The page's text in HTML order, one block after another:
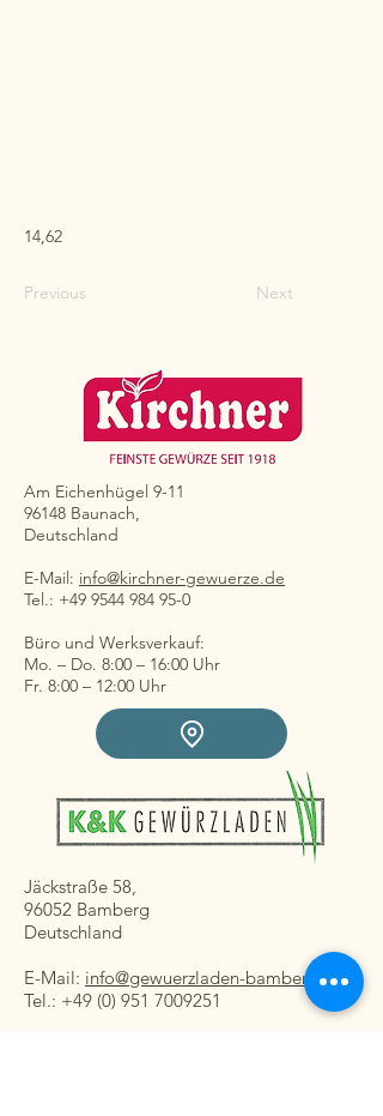
14,62
Previous Next
Am Eichenhügel 9-11
96148 Baunach,
Deutschland
E-Mail: info@kirchner-gewuerze.de
Tel.: +49 9544 984 95-0
Büro und Werksverkauf:
Mo. – Do. 8:00 – 16:00 Uhr
Fr. 8:00 – 12:00 Uhr
Jäckstraße 58,
96052 Bamberg
Deutschland
E-Mail: info@gewuerzladen-bamberg.de
Tel.: +49 (0) 951 7009251